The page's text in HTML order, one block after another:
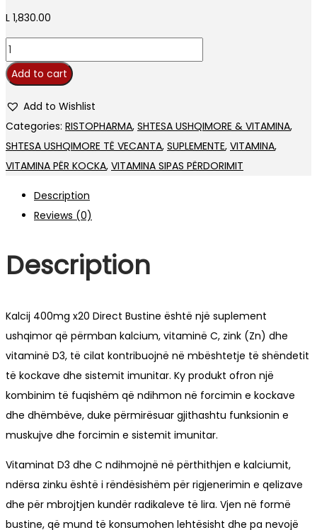
L 1,830.00
Kalcij
400mg
X20
Direct
Bustine
quantity
Add to cart
Add to Wishlist
Categories: RISTOPHARMA, SHTESA USHQIMORE & VITAMINA,
SHTESA USHQIMORE TË VECANTA, SUPLEMENTE, VITAMINA,
VITAMINA PËR KOCKA, VITAMINA SIPAS PËRDORIMIT
Description
Reviews (0)
Description
Kalcij 400mg x20 Direct Bustine është një suplement
ushqimor që përmban kalcium, vitaminë C, zink (Zn) dhe
vitaminë D3, të cilat kontribuojnë në mbështetje të shëndetit
të kockave dhe sistemit imunitar. Ky produkt ofron një
kombinim të fuqishëm që ndihmon në forcimin e kockave
dhe dhëmbëve, duke përmirësuar gjithashtu funksionin e
muskujve dhe forcimin e sistemit imunitar.
Vitaminat D3 dhe C ndihmojnë në përthithjen e kalciumit,
ndërsa zinku është i rëndësishëm për rigjenerimin e qelizave
dhe për mbrojtjen kundër radikaleve të lira. Vjen në formë
bustine, që mund të konsumohen lehtësisht dhe pa nevojë